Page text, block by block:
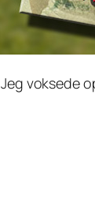
Jeg voksede